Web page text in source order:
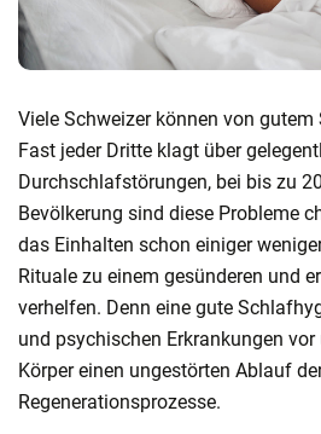
Viele Schweizer können von
Fast jeder Dritte klagt über
Durchschlafstörungen, bei bis zu
Bevölkerung sind diese Probleme
das Einhalten schon einiger
Rituale zu einem gesünderen und
verhelfen. Denn eine gute
und psychischen Erkrankungen
Körper einen ungestörten Ablauf
Regenerationsprozesse.